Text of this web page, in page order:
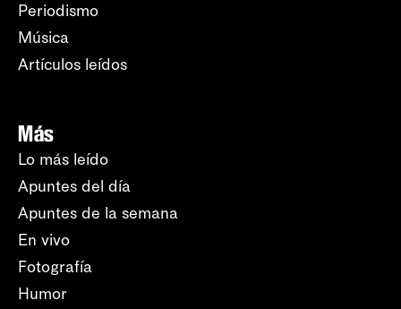
Periodismo
Música
Artículos leídos
Más
Lo más leído
Apuntes del día
Apuntes de la semana
En vivo
Fotografía
Humor